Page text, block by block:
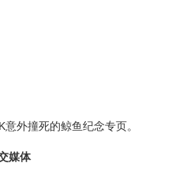
撞死的鲸鱼纪念专页。
媒体